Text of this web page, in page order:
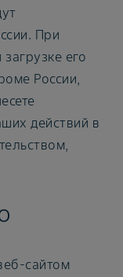
При
его
России,
действий в
сайтом